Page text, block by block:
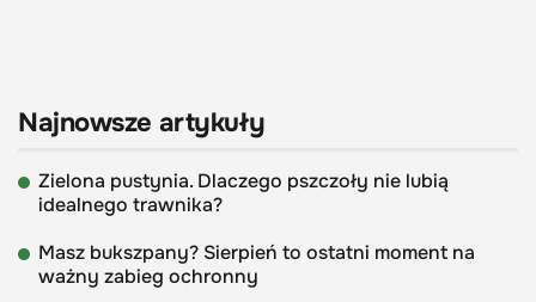
Najnowsze artykuły
Zielona pustynia. Dlaczego pszczoły nie lubią
idealnego trawnika?
Masz bukszpany? Sierpień to ostatni moment na
ważny zabieg ochronny